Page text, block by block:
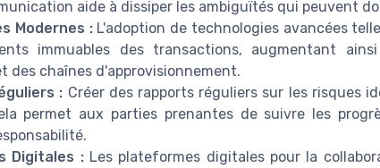
aide à dissiper les ambiguïtés qui peuvent
Modernes :L'adoption de technologies avancées
immuables des transactions, augmentant
des chaînes d'approvisionnement.
: Créer des rapports réguliers sur les risques
permet aux parties prenantes de suivre les
Digitales :Les plateformes digitales pour la